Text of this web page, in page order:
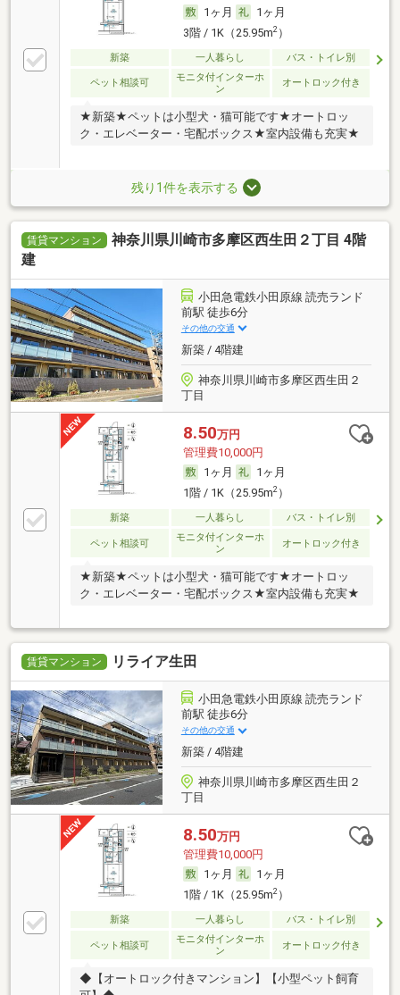
1ヶ月
1ヶ月
3階 / 1K（25.95m2）
新築 一人暮らし バス・トイレ別
ペット相談可
モニタ付インターホ
ン
オートロック付き
★新築★ペットは小型犬・猫可能です★オートロッ
ク・エレベーター・宅配ボックス★室内設備も充実★
残り1件を表示する
賃貸マンション
神奈川県川崎市多摩区西生田２丁目 4階
建
小田急電鉄小田原線 読売ランド
前駅 徒歩6分
その他の交通
新築 / 4階建
神奈川県川崎市多摩区西生田２
丁目
8.50万円
管理費10,000円
1ヶ月
1ヶ月
1階 / 1K（25.95m2）
新築 一人暮らし バス・トイレ別
ペット相談可
モニタ付インターホ
ン
オートロック付き
★新築★ペットは小型犬・猫可能です★オートロッ
ク・エレベーター・宅配ボックス★室内設備も充実★
賃貸マンション リライア生田
小田急電鉄小田原線 読売ランド
前駅 徒歩6分
その他の交通
新築 / 4階建
神奈川県川崎市多摩区西生田２
丁目
8.50万円
管理費10,000円
1ヶ月
1ヶ月
1階 / 1K（25.95m2）
新築 一人暮らし バス・トイレ別
ペット相談可
モニタ付インターホ
ン
オートロック付き
◆【オートロック付きマンション】【小型ペット飼育